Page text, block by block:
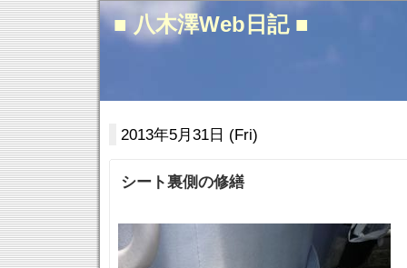
■ 八木澤Web日記 ■
2013年5月31日 (Fri)
シート裏側の修繕